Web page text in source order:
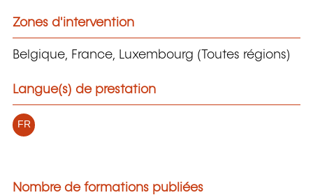
Zones d'intervention
Belgique, France, Luxembourg (Toutes régions)
Langue(s) de prestation
FR
Nombre de formations publiées